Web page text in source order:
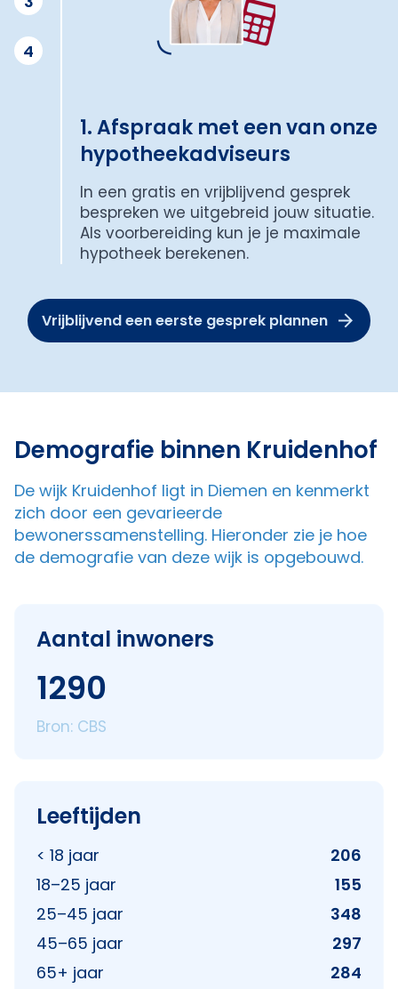
4
1. Afspraak met een van onze
hypotheekadviseurs
In een gratis en vrijblijvend gesprek
bespreken we uitgebreid jouw situatie.
Als voorbereiding kun je je maximale
hypotheek berekenen.
Vrijblijvend een eerste gesprek plannen
Demografie binnen Kruidenhof
De wijk Kruidenhof ligt in Diemen en kenmerkt
zich door een gevarieerde
bewonerssamenstelling. Hieronder zie je hoe
de demografie van deze wijk is opgebouwd.
Aantal inwoners
1290
Bron: CBS
Leeftijden
< 18 jaar
206
18–25 jaar
155
25–45 jaar
348
45–65 jaar
297
65+ jaar
284